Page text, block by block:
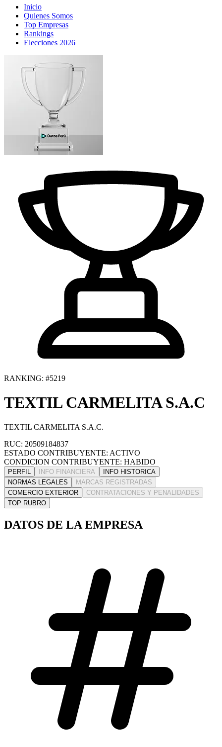
Inicio
Quienes Somos
Top Empresas
Rankings
Elecciones 2026
RANKING: #5219
TEXTIL CARMELITA S.A.C
TEXTIL CARMELITA S.A.C.
RUC: 20509184837
ESTADO CONTRIBUYENTE: ACTIVO
CONDICION CONTRIBUYENTE: HABIDO
PERFIL INFO FINANCIERA
INFO HISTORICA
NORMAS LEGALES
MARCAS REGISTRADAS
COMERCIO EXTERIOR
CONTRATACIONES Y PENALIDADES
TOP RUBRO
DATOS DE LA EMPRESA